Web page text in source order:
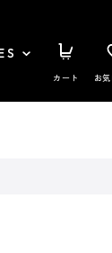
カート お